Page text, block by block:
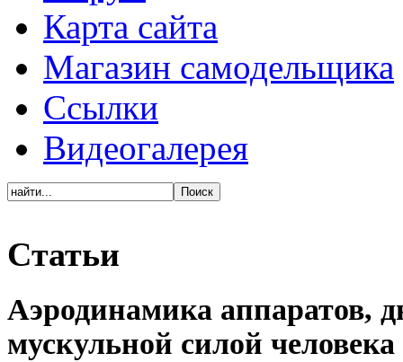
Карта сайта
Магазин самодельщика
Ссылки
Видеогалерея
Статьи
Аэродинамика аппаратов,
мускульной силой человека